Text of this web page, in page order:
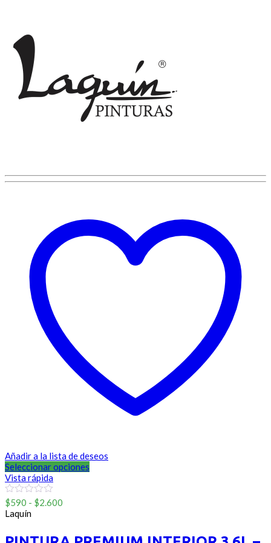
Añadir a la lista de deseos
Seleccionar opciones
Vista rápida
0
out
of
$590 - $2.600
desde
Laquín